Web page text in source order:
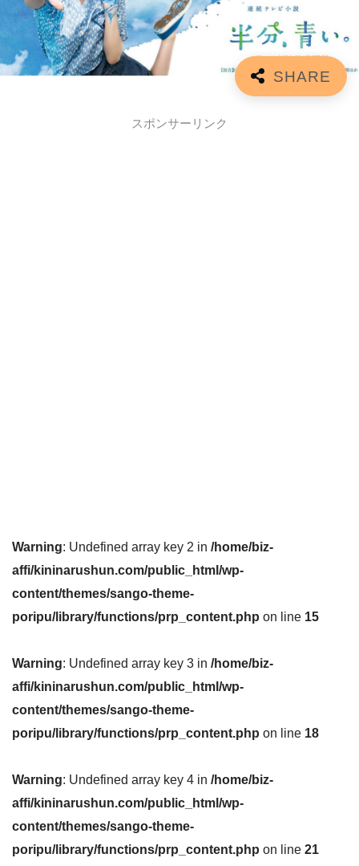
スポンサーリンク
Warning: Undefined array key 2 in /home/biz-
affi/kininarushun.com/public_html/wp-
content/themes/sango-theme-
poripu/library/functions/prp_content.php on line 15
Warning: Undefined array key 3 in /home/biz-
affi/kininarushun.com/public_html/wp-
content/themes/sango-theme-
poripu/library/functions/prp_content.php on line 18
Warning: Undefined array key 4 in /home/biz-
affi/kininarushun.com/public_html/wp-
content/themes/sango-theme-
poripu/library/functions/prp_content.php on line 21